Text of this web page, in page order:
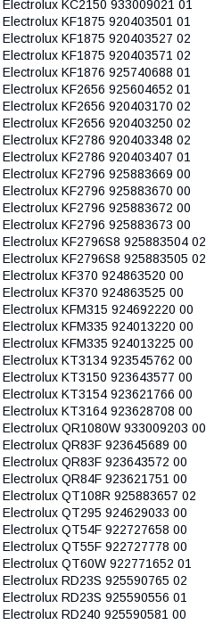
Electrolux KC2150 933009021 01
Electrolux KF1875 920403501 01
Electrolux KF1875 920403527 02
Electrolux KF1875 920403571 02
Electrolux KF1876 925740688 01
Electrolux KF2656 925604652 01
Electrolux KF2656 920403170 02
Electrolux KF2656 920403250 02
Electrolux KF2786 920403348 02
Electrolux KF2786 920403407 01
Electrolux KF2796 925883669 00
Electrolux KF2796 925883670 00
Electrolux KF2796 925883672 00
Electrolux KF2796 925883673 00
Electrolux KF2796S8 925883504 02
Electrolux KF2796S8 925883505 02
Electrolux KF370 924863520 00
Electrolux KF370 924863525 00
Electrolux KFM315 924692220 00
Electrolux KFM335 924013220 00
Electrolux KFM335 924013225 00
Electrolux KT3134 923545762 00
Electrolux KT3150 923643577 00
Electrolux KT3154 923621766 00
Electrolux KT3164 923628708 00
Electrolux QR1080W 933009203 00
Electrolux QR83F 923645689 00
Electrolux QR83F 923643572 00
Electrolux QR84F 923621751 00
Electrolux QT108R 925883657 02
Electrolux QT295 924629033 00
Electrolux QT54F 922727658 00
Electrolux QT55F 922727778 00
Electrolux QT60W 922771652 01
Electrolux RD23S 925590765 02
Electrolux RD23S 925590556 01
Electrolux RD240 925590581 00